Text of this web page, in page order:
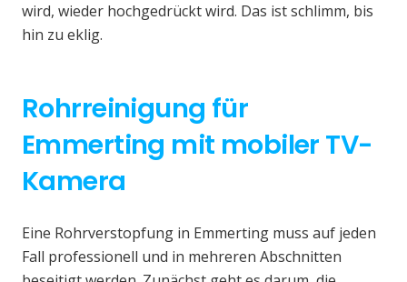
wird, wieder hochgedrückt wird. Das ist schlimm, bis
hin zu eklig.
Rohrreinigung für
Emmerting mit mobiler TV-
Kamera
Eine Rohrverstopfung in Emmerting muss auf jeden
Fall professionell und in mehreren Abschnitten